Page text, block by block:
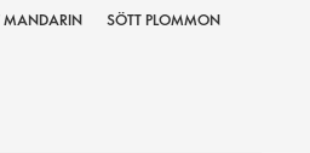
MANDARIN
SÖTT PLOMMON